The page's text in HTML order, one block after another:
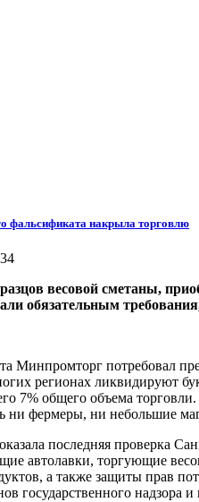
фальсификата накрыла торговлю
весовой сметаны,
обязательным
Минпромторг потребовал
регионах ликвидируют
7% общего объема
ни фермеры, ни небольшие
последняя проверка
автолавки, торгующие
а также защиты прав
государственного надзора и